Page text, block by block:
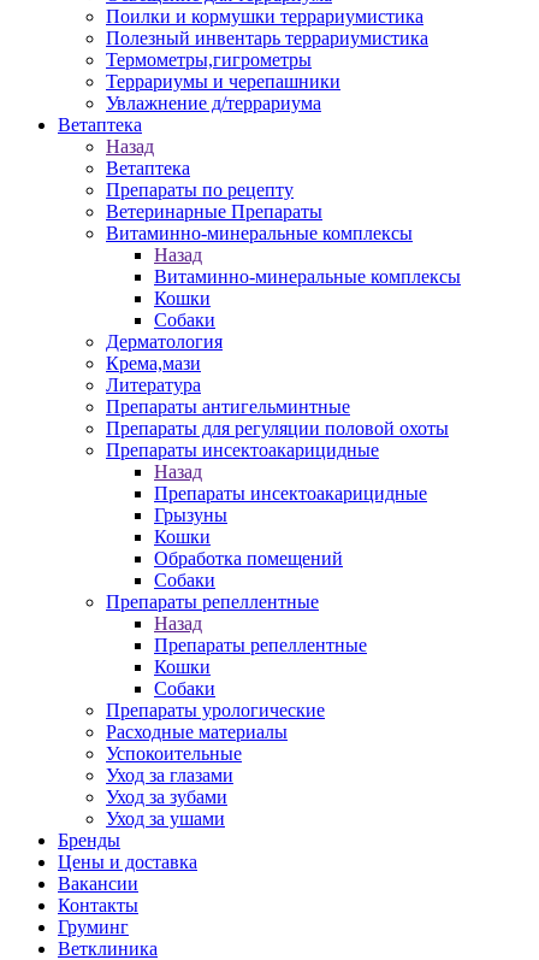
Поилки и кормушки террариумистика
Полезный инвентарь террариумистика
Термометры,гигрометры
Террариумы и черепашники
Увлажнение д/террариума
Ветаптека
Назад
Ветаптека
Препараты по рецепту
Ветеринарные Препараты
Витаминно-минеральные комплексы
Назад
Витаминно-минеральные комплексы
Кошки
Собаки
Дерматология
Крема,мази
Литература
Препараты антигельминтные
Препараты для регуляции половой охоты
Препараты инсектоакарицидные
Назад
Препараты инсектоакарицидные
Грызуны
Кошки
Обработка помещений
Собаки
Препараты репеллентные
Назад
Препараты репеллентные
Кошки
Собаки
Препараты урологические
Расходные материалы
Успокоительные
Уход за глазами
Уход за зубами
Уход за ушами
Бренды
Цены и доставка
Вакансии
Контакты
Груминг
Ветклиника